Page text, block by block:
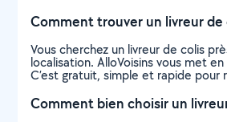
Comment trouver un livreur
Vous cherchez un livreur de colis
localisation. AlloVoisins vous met
C’est gratuit, simple et rapide pour
Comment bien choisir un